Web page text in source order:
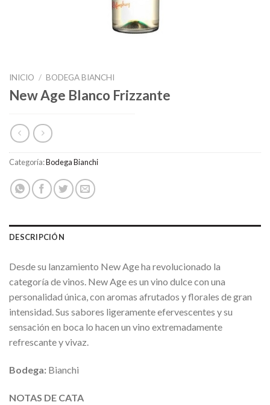
INICIO / BODEGA BIANCHI
New Age Blanco Frizzante
Categoría:Bodega Bianchi
DESCRIPCIÓN
Desde su lanzamiento New Age ha revolucionado la
categoría de vinos. New Age es un vino dulce con una
personalidad única, con aromas afrutados y florales de gran
intensidad. Sus sabores ligeramente efervescentes y su
sensación en boca lo hacen un vino extremadamente
refrescante y vivaz.
Bodega: Bianchi
NOTAS DE CATA